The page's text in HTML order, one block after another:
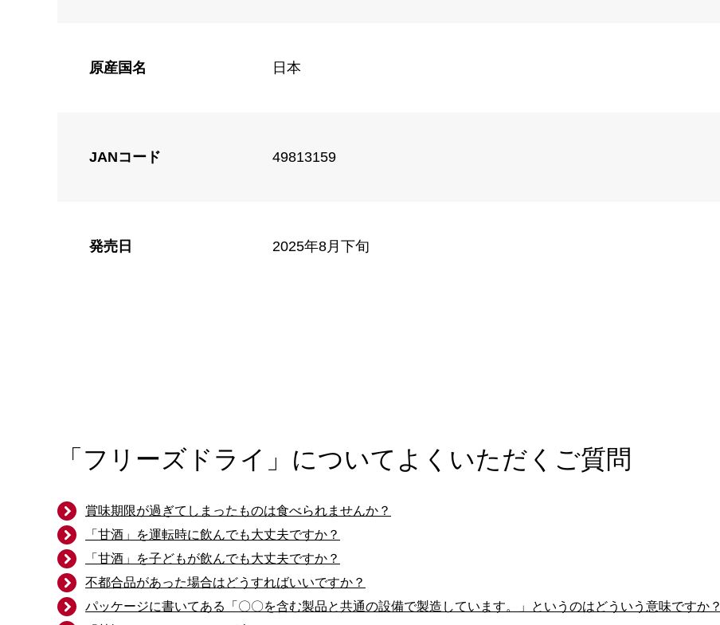
原産国名 日本
JANコード 49813159
発売日 2025年8月下旬
「フリーズドライ」についてよくいただくご質問
賞味期限が過ぎてしまったものは食べられませんか？
「甘酒」を運転時に飲んでも大丈夫ですか？
「甘酒」を子どもが飲んでも大丈夫ですか？
不都合品があった場合はどうすればいいですか？
パッケージに書いてある「〇〇を含む製品と共通の設備で製造しています。」というのはどういう意味ですか？